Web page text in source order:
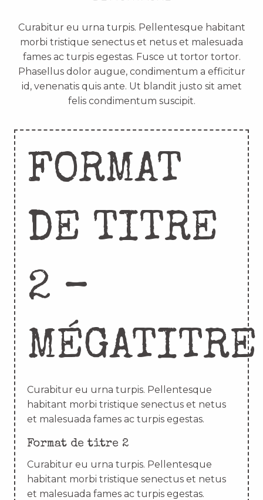
Curabitur eu urna turpis. Pellentesque habitant
morbi tristique senectus et netus et malesuada
fames ac turpis egestas. Fusce ut tortor tortor.
Phasellus dolor augue, condimentum a efficitur
id, venenatis quis ante. Ut blandit justo sit amet
felis condimentum suscipit.
FORMAT
DE TITRE
2 –
MÉGATITRE
Curabitur eu urna turpis. Pellentesque
habitant morbi tristique senectus et netus
et malesuada fames ac turpis egestas.
Format de titre 2
Curabitur eu urna turpis. Pellentesque
habitant morbi tristique senectus et netus
et malesuada fames ac turpis egestas.